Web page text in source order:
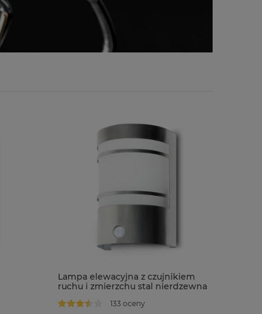
Lampa elewacyjna z czujnikiem
ruchu i zmierzchu stal nierdzewna
133 oceny